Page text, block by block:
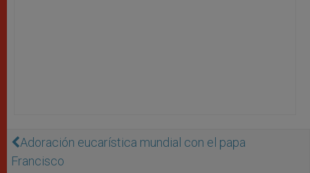
Adoración eucarística mundial con el papa
Francisco